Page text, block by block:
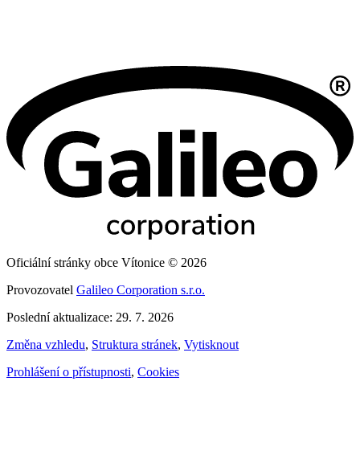
Oficiální stránky obce Vítonice © 2026
Provozovatel Galileo Corporation s.r.o.
Poslední aktualizace: 29. 7. 2026
Změna vzhledu, Struktura stránek, Vytisknout
Prohlášení o přístupnosti, Cookies